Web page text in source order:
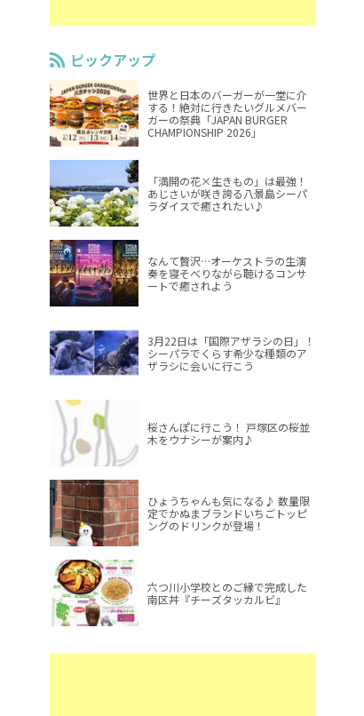
ピックアップ
世界と日本のバーガーが一堂に介
する！絶対に行きたいグルメバー
ガーの祭典「JAPAN BURGER
CHAMPIONSHIP 2026」
「満開の花×生きもの」は最強！
あじさいが咲き誇る八景島シーパ
ラダイスで癒されたい♪
なんて贅沢…オーケストラの生演
奏を寝そべりながら聴けるコンサ
ートで癒されよう
3月22日は「国際アザラシの日」！
シーパラでくらす希少な種類のア
ザラシに会いに行こう
桜さんぽに行こう！ 戸塚区の桜並
木をウナシーが案内♪
ひょうちゃんも気になる♪ 数量限
定でかぬまブランドいちごトッピ
ングのドリンクが登場！
六つ川小学校とのご縁で完成した
南区丼『チーズタッカルビ』